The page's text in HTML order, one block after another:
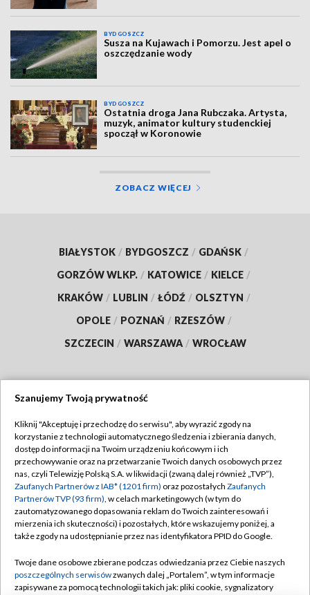
BYDGOSZCZ
Susza na Kujawach i Pomorzu. Jest apel o
oszczędzanie wody
BYDGOSZCZ
Ostatnia droga Jana Rubczaka. Artysta,
muzyk, animator kultury studenckiej
spoczął w Koronowie
ZOBACZ WIĘCEJ
BIAŁYSTOK / BYDGOSZCZ / GDAŃSK /
GORZÓW WLKP. / KATOWICE / KIELCE /
KRAKÓW / LUBLIN / ŁÓDŹ / OLSZTYN /
OPOLE / POZNAŃ / RZESZÓW /
SZCZECIN / WARSZAWA / WROCŁAW
TVP
Abonament TVP
Emisja w TVP
Centrum informacji TVP
Naziemna Telewizja Cyfrowa
Rada Programowa
Regulamin TVP
Polityka prywatności
Moje zgody
Pomoc
Kontakt
Szanujemy Twoją prywatność
Kliknij "Akceptuję i przechodzę do serwisu", aby wyrazić zgody na
korzystanie z technologii automatycznego śledzenia i zbierania danych,
dostęp do informacji na Twoim urządzeniu końcowym i ich
przechowywanie oraz na przetwarzanie Twoich danych osobowych przez
nas, czyli Telewizję Polską S.A. w likwidacji (zwaną dalej również „TVP”),
Zaufanych Partnerów z IAB* (1201 firm) oraz pozostałych Zaufanych
Partnerów TVP (93 firm), w celach marketingowych (w tym do
zautomatyzowanego dopasowania reklam do Twoich zainteresowań i
mierzenia ich skuteczności) i pozostałych, które wskazujemy poniżej, a
także zgody na udostępnianie przez nas identyfikatora PPID do Google.
Twoje dane osobowe zbierane podczas odwiedzania przez Ciebie naszych
poszczególnych serwisówzwanych dalej „Portalem”, w tym informacje
zapisywane za pomocą technologii takich jak: pliki cookie, sygnalizatory